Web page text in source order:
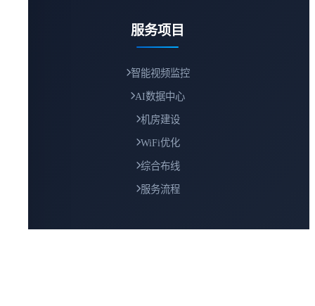
服务项目
智能视频监控
AI数据中心
机房建设
WiFi优化
综合布线
服务流程